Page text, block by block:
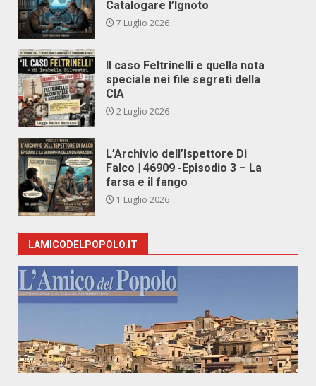
Catalogare l’Ignoto
7 Luglio 2026
Il caso Feltrinelli e quella nota
speciale nei file segreti della
CIA
2 Luglio 2026
L’Archivio dell’Ispettore Di
Falco | 46909 -Episodio 3 – La
farsa e il fango
1 Luglio 2026
LAMICODELPOPOLO.IT